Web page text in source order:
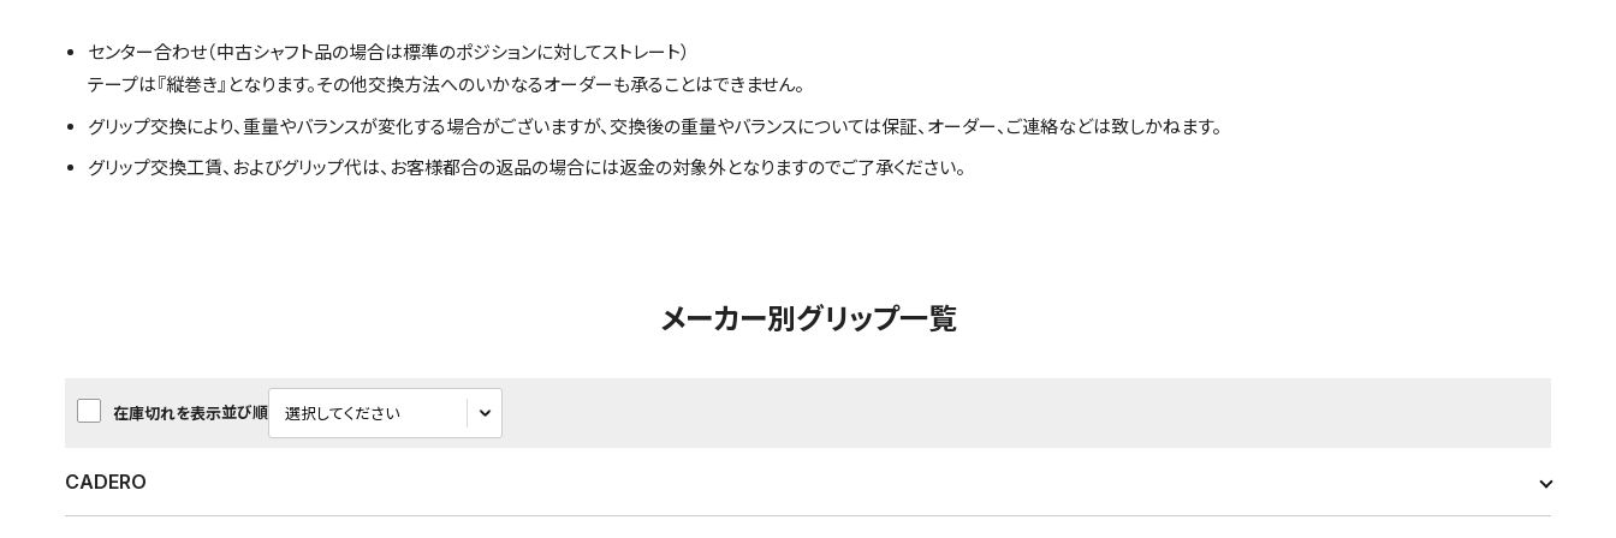
センター合わせ（中古シャフト品の場合は標準のポジションに対してストレート）
テープは『縦巻き』となります。その他交換方法へのいかなるオーダーも承ることはできません。
グリップ交換により、重量やバランスが変化する場合がございますが、交換後の重量やバランスについては保証、オーダー、ご連絡などは致しかねます。
グリップ交換工賃、およびグリップ代は、お客様都合の返品の場合には返金の対象外となりますのでご了承ください。
メーカー別グリップ一覧
在庫切れを表示並び順
CADERO